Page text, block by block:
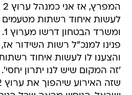
לעשות איחוד רשתות מטעמים
פנינו למנכ"ל רשות השידור
והצענו לו לעשות איחוד
'זה המקום שיש לנו יתרון